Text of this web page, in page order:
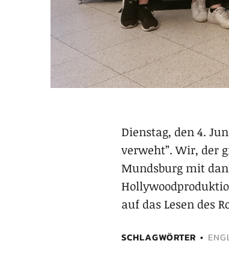
Dienstag, den 4.
verweht”. Wir, der
Mundsburg mit
auf das Lesen des
SCHLAGWÖRTER